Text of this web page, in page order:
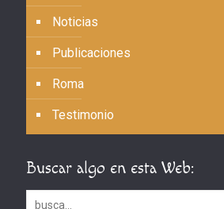
Noticias
Publicaciones
Roma
Testimonio
Buscar algo en esta Web: